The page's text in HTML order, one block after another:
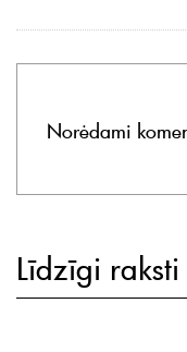
Norėdami
Līdzīgi raksti